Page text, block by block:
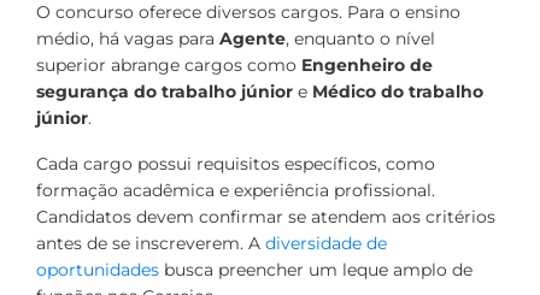
O concurso oferece diversos cargos. Para o ensino
médio, há vagas para Agente, enquanto o nível
superior abrange cargos como Engenheiro de
segurança do trabalho júnior e Médico do trabalho
júnior.
Cada cargo possui requisitos específicos, como
formação acadêmica e experiência profissional.
Candidatos devem confirmar se atendem aos critérios
antes de se inscreverem. A diversidade de
oportunidades busca preencher um leque amplo de